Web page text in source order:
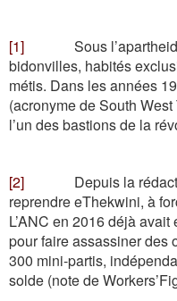
[1] Sous l’apartheid,
bidonvilles, habités
métis. Dans les années
(acronyme de South
l’un des bastions de la
[2] Depuis la rédaction
reprendre eThekwini, à
L’ANC en 2016 déjà
pour faire assassiner des
300 mini-partis,
solde (note de